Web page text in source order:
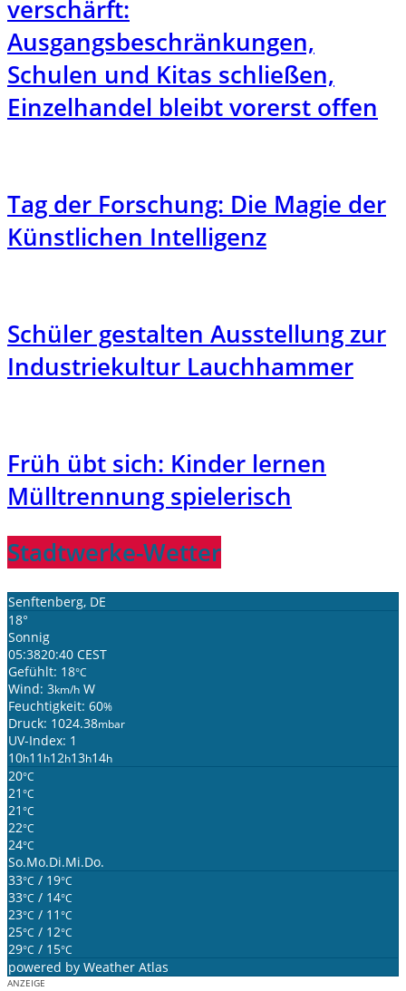
verschärft:
Ausgangsbeschränkungen,
Schulen und Kitas schließen,
Einzelhandel bleibt vorerst offen
Tag der Forschung: Die Magie der
Künstlichen Intelligenz
Schüler gestalten Ausstellung zur
Industriekultur Lauchhammer
Früh übt sich: Kinder lernen
Mülltrennung spielerisch
Stadtwerke-Wetter
Senftenberg, DE
18°
Sonnig
05:3820:40 CEST
Gefühlt: 18°C
Wind: 3km/h W
Feuchtigkeit: 60%
Druck: 1024.38mbar
UV-Index: 1
10h11 h12h13h14h
20°C
21 °C
21 °C
22°C
24°C
So.Mo.Di.Mi.Do.
33°C / 19°C
33°C / 14°C
23°C / 11 °C
25°C / 12°C
29°C / 15°C
powered by Weather Atlas
ANZEIGE